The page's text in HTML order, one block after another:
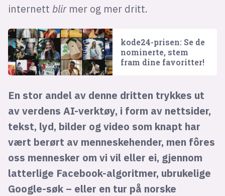
internett blir mer og mer dritt.
kode24-prisen: Se de
nominerte, stem
fram dine favoritter!
En stor andel av denne dritten trykkes ut
av verdens AI-verktøy, i form av nettsider,
tekst, lyd, bilder og video som knapt har
vært berørt av menneskehender, men fôres
oss mennesker om vi vil eller ei, gjennom
latterlige Facebook-algoritmer, ubrukelige
Google-søk – eller en tur på norske